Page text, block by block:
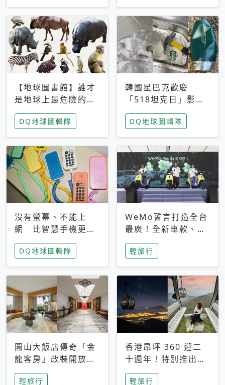
【地球圖書館】誰才
是地球上最危險的動
物？人類喜好決定哪
些動物「揹黑鍋」
DQ地球圖輯隊
韓國星巴克歡慶
「518坦克日」影射
光州民主化運動 民
眾：別在歷史傷口上
做生意
DQ地球圖輯隊
沒有螢幕、不能上
網 比智慧手機更讓
家長安心，美國孩童
瘋迷復古「有線電
話」
DQ地球圖輯隊
WeMo誓言打造全台
最廣！全新車款、獨
特香氛，共享科技迎
來新世代
輕旅行
圓山大飯店傳奇「金
龍客房」改裝開放！
房型特色亮點一覽
輕旅行
香港昂坪 360 迎二
十週年！特別推出
「夜間纜車」，輕旅
輕旅行